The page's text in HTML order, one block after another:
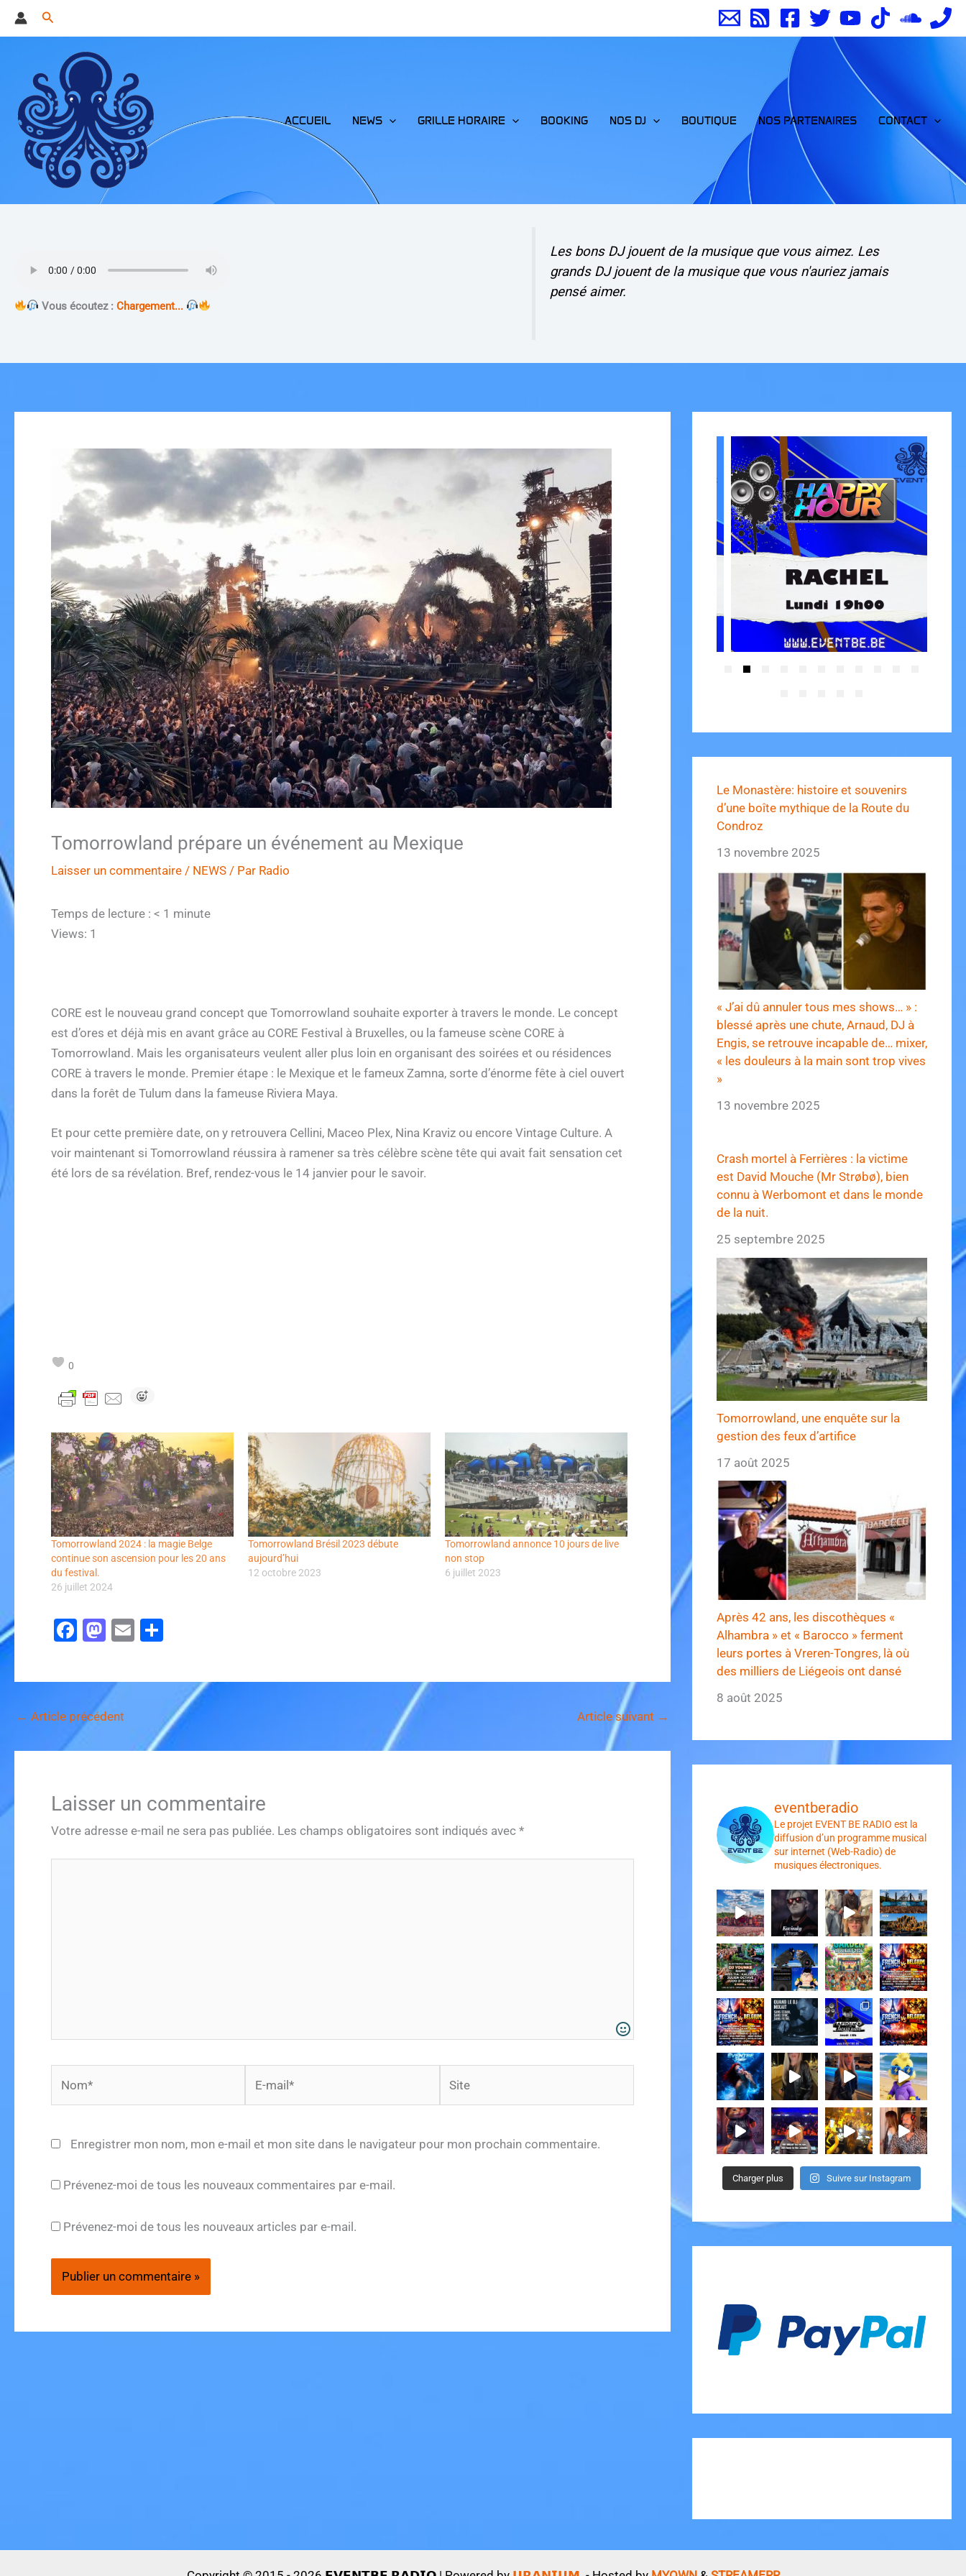
Aller
Rechercher
ACCUEIL NEWS GRILLE HORAIRE BOOKING NOS DJ BOUTIQUE NOS PARTENAIRES CONTACT
Vous écoutez :Chargement...
Les bons DJ jouent de la musique que vous aimez. Les
grands DJ jouent de la musique que vous n'auriez jamais
pensé aimer.
Tomorrowland prépare un événement au Mexique
Laisser un commentaire / NEWS / Par Radio
Temps de lecture : < 1 minute
Views: 1
CORE est le nouveau grand concept que Tomorrowland souhaite exporter à travers le monde. Le concept
est d’ores et déjà mis en avant grâce au CORE Festival à Bruxelles, ou la fameuse scène CORE à
Tomorrowland. Mais les organisateurs veulent aller plus loin en organisant des soirées et ou résidences
CORE à travers le monde. Premier étape : le Mexique et le fameux Zamna, sorte d’énorme fête à ciel ouvert
dans la forêt de Tulum dans la fameuse Riviera Maya.
Et pour cette première date, on y retrouvera Cellini, Maceo Plex, Nina Kraviz ou encore Vintage Culture. A
voir maintenant si Tomorrowland réussira à ramener sa très célèbre scène tête qui avait fait sensation cet
été lors de sa révélation. Bref, rendez-vous le 14 janvier pour le savoir.
0
Tomorrowland 2024 : la magie Belge
continue son ascension pour les 20 ans
du festival.
26 juillet 2024
Tomorrowland Brésil 2023 débute
aujourd’hui
12 octobre 2023
Tomorrowland annonce 10 jours de live
non stop
6 juillet 2023
F
c
b
o
M
st
o
d
o
E
ai ta
er
← Article précédent Article suivant →
Laisser un commentaire
Votre adresse e-mail ne sera pas publiée. Les champs obligatoires sont indiqués avec *
Enregistrer mon nom, mon e-mail et mon site dans le navigateur pour mon prochain commentaire.
Prévenez-moi de tous les nouveaux commentaires par e-mail.
Prévenez-moi de tous les nouveaux articles par e-mail.
Le Monastère: histoire et souvenirs
d’une boîte mythique de la Route du
Condroz
13 novembre 2025
« J’ai dû annuler tous mes shows… » :
blessé après une chute, Arnaud, DJ à
Engis, se retrouve incapable de… mixer,
« les douleurs à la main sont trop vives
»
13 novembre 2025
Crash mortel à Ferrières : la victime
est David Mouche (Mr Strøbø), bien
connu à Werbomont et dans le monde
de la nuit.
25 septembre 2025
Tomorrowland, une enquête sur la
gestion des feux d’artifice
17 août 2025
Après 42 ans, les discothèques «
Alhambra » et « Barocco » ferment
leurs portes à Vreren-Tongres, là où
des milliers de Liégeois ont dansé
8 août 2025
eventberadio
Le projet EVENT BE RADIO est la
diffusion d’un programme musical
sur internet (Web-Radio) de
musiques électroniques.
Charger plus Suivre sur Instagram